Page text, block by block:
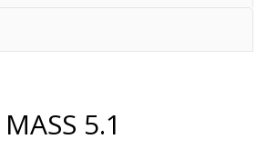
MASS 5.1